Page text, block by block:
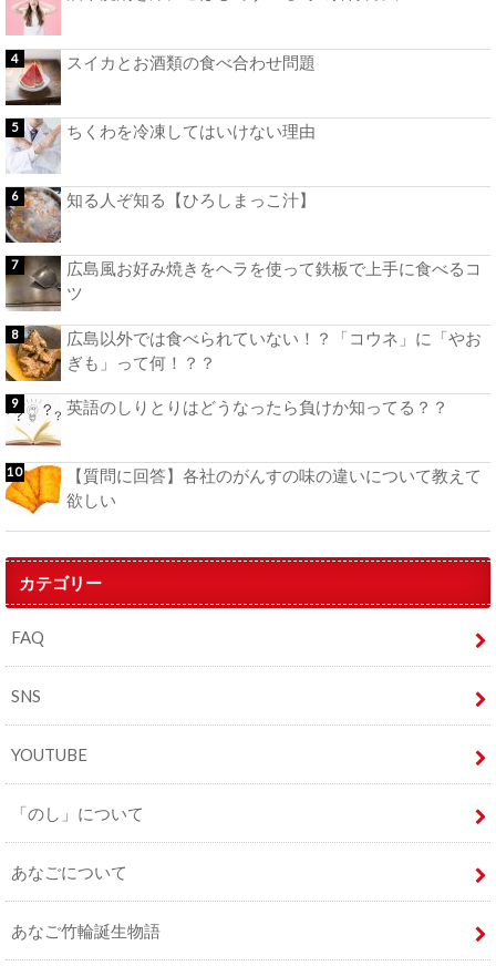
スイカとお酒類の食べ合わせ問題
ちくわを冷凍してはいけない理由
知る人ぞ知る【ひろしまっこ汁】
広島風お好み焼きをヘラを使って鉄板で上手に食べるコ
ツ
広島以外では食べられていない！？「コウネ」に「やお
ぎも」って何！？？
英語のしりとりはどうなったら負けか知ってる？？
【質問に回答】各社のがんすの味の違いについて教えて
欲しい
カテゴリー
FAQ
SNS
YOUTUBE
「のし」について
あなごについて
あなご竹輪誕生物語